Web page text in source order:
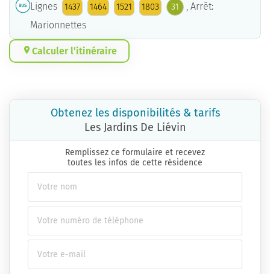
Lignes 1437 1464 1521 1803 31
, Arrêt:
Marionnettes
Calculer l’itinéraire
Obtenez les disponibilités & tarifs
Les Jardins De Liévin
Remplissez ce formulaire et recevez
toutes les infos de cette résidence